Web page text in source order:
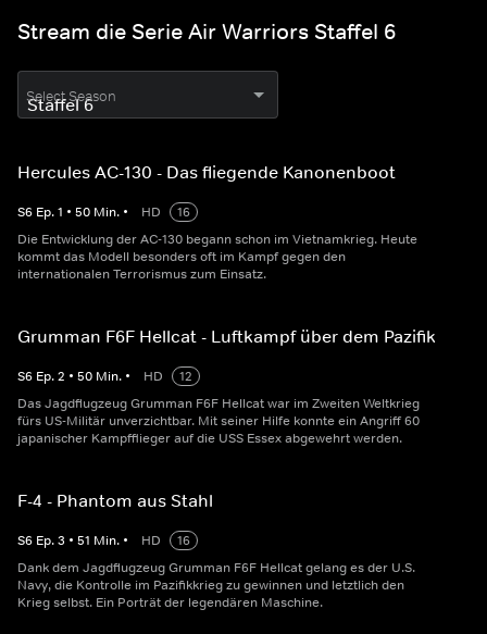
Stream die Serie Air Warriors Staffel 6
Select Season
Hercules AC-130 - Das fliegende Kanonenboot
S6 Ep.1 • 50 Min. • HD
16
Die Entwicklung der AC-130 begann schon im Vietnamkrieg. Heute
kommt das Modell besonders oft im Kampf gegen den
internationalen Terrorismus zum Einsatz.
Grumman F6F Hellcat - Luftkampf über dem Pazifik
S6 Ep.2 • 50 Min. • HD
12
Das Jagdflugzeug Grumman F6F Hellcat war im Zweiten Weltkrieg
fürs US-Militär unverzichtbar. Mit seiner Hilfe konnte ein Angriff 60
japanischer Kampfflieger auf die USS Essex abgewehrt werden.
F-4 - Phantom aus Stahl
S6 Ep.3 • 51 Min. • HD
16
Dank dem Jagdflugzeug Grumman F6F Hellcat gelang es der U.S.
Navy, die Kontrolle im Pazifikkrieg zu gewinnen und letztlich den
Krieg selbst. Ein Porträt der legendären Maschine.